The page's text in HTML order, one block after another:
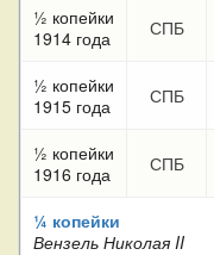
½ копейки
1914 года
СПБ
½ копейки
1915 года
СПБ
½ копейки
1916 года
СПБ
¼ копейки
Вензель Николая II